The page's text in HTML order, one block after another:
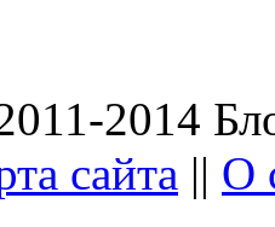
2014
сайта || О